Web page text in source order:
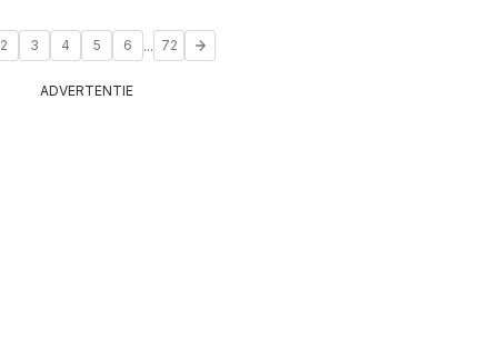
2 3 4 5 6 ... 72
ADVERTENTIE